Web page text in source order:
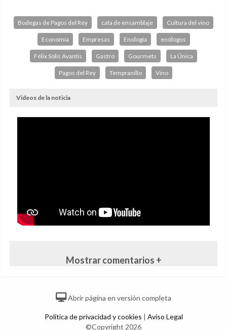
Bodegas de Pagos del Rey cata de ensamblaje Cultura del vino
Economía Empresas Enología enólogos
Félix Solís Avantis Gastro Gourmets La Única
Pagos del Rey Tempranillo Vino
Videos de la noticia
Mostrar comentarios +
Abrir página en versión completa
Política de privacidad y cookies | Aviso Legal
©Copyright 2026